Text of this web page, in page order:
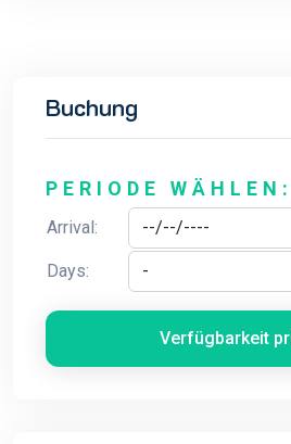
Buchung
PERIODE WÄHLEN:
Arrival:
Days:
Verfügbarkeit